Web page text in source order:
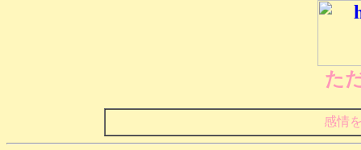
た
感情